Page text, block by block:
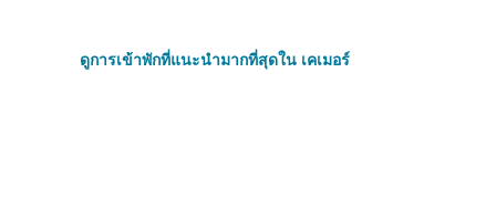
ดูการเข้าพักที่แนะนำมากที่สุดใน เคเมอร์